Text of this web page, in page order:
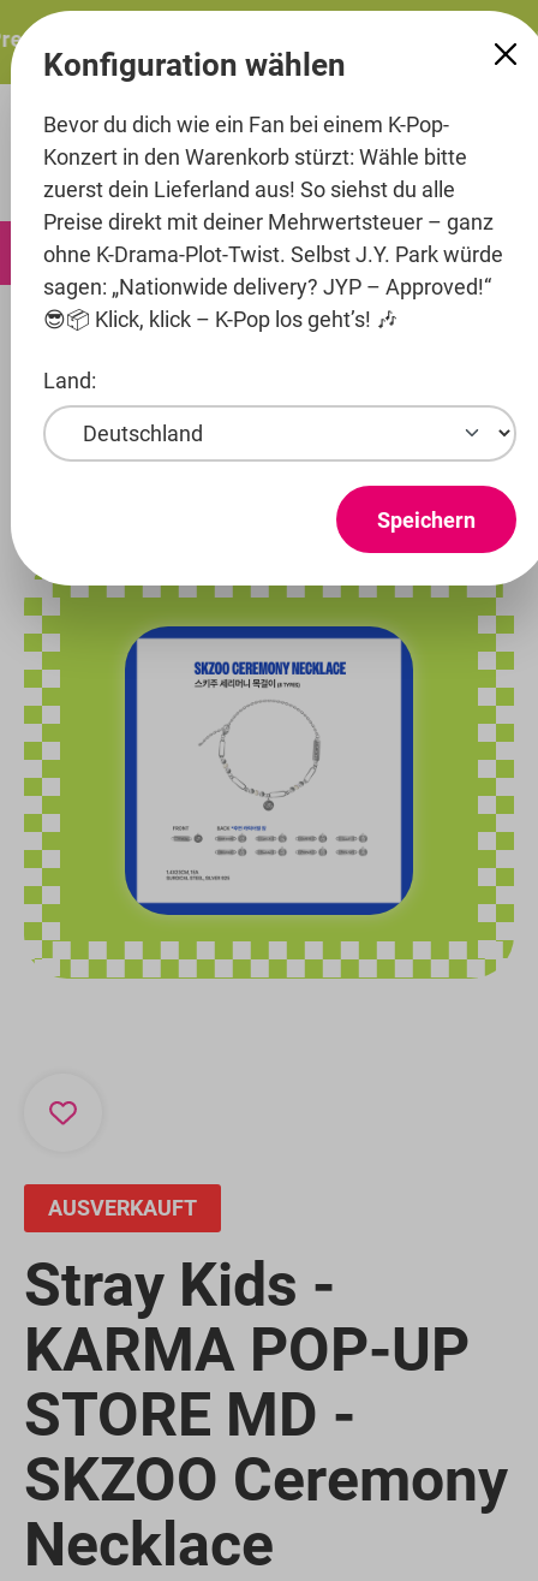
springen
ITZY – ITZY 3RD WORLD TOUR “TUNNEL
0
Merch
Artist
Bildergalerie überspringen
AUSVERKAUFT
Stray Kids -
KARMA POP-UP
STORE MD -
SKZOO Ceremony
Necklace
Konfiguration wählen
Bevor du dich wie ein Fan bei einem K-Pop-
Konzert in den Warenkorb stürzt: Wähle bitte
zuerst dein Lieferland aus! So siehst du alle
Preise direkt mit deiner Mehrwertsteuer – ganz
ohne K-Drama-Plot-Twist. Selbst J.Y. Park würde
sagen: „Nationwide delivery? JYP – Approved!“
😎📦 Klick, klick – K-Pop los geht’s! 🎶
Land:
Speichern